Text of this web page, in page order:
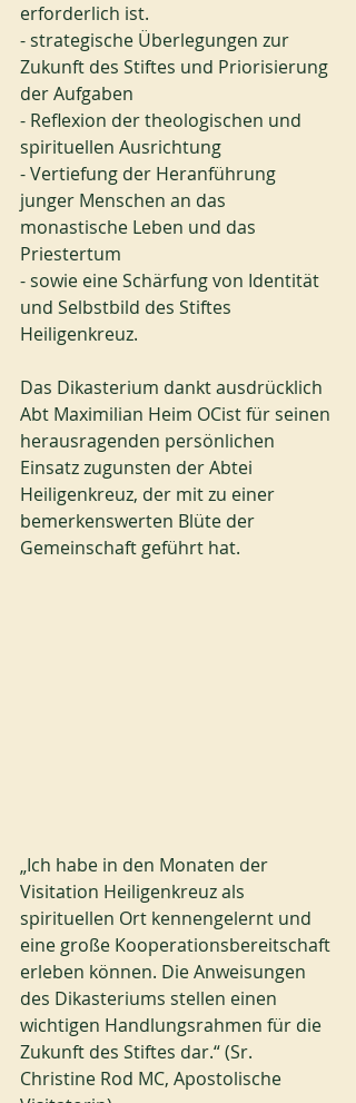
erforderlich ist.
- strategische Überlegungen zur
Zukunft des Stiftes und Priorisierung
der Aufgaben
- Reflexion der theologischen und
spirituellen Ausrichtung
- Vertiefung der Heranführung
junger Menschen an das
monastische Leben und das
Priestertum
- sowie eine Schärfung von Identität
und Selbstbild des Stiftes
Heiligenkreuz.
Das Dikasterium dankt ausdrücklich
Abt Maximilian Heim OCist für seinen
herausragenden persönlichen
Einsatz zugunsten der Abtei
Heiligenkreuz, der mit zu einer
bemerkenswerten Blüte der
Gemeinschaft geführt hat.
„Ich habe in den Monaten der
Visitation Heiligenkreuz als
spirituellen Ort kennengelernt und
eine große Kooperationsbereitschaft
erleben können. Die Anweisungen
des Dikasteriums stellen einen
wichtigen Handlungsrahmen für die
Zukunft des Stiftes dar.“ (Sr.
Christine Rod MC, Apostolische